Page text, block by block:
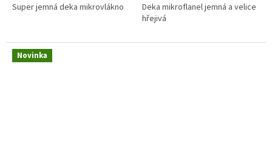
Super jemná deka mikrovlákno
Deka mikroflanel jemná a velice
hřejivá
Novinka